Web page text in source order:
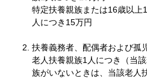
特定扶養親族または16歳以上
人につき15万円
扶養義務者、配偶者および孤
老人扶養親族1人につき（当
族がいないときは、当該老人